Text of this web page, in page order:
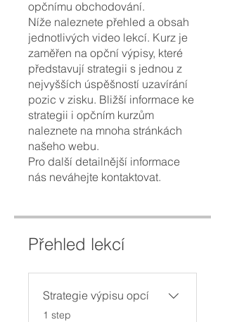
opčnímu obchodování.
Níže naleznete přehled a obsah
jednotlivých video lekcí. Kurz je
zaměřen na opční výpisy, které
představují strategii s jednou z
nejvyšších úspěšností uzavírání
pozic v zisku. Bližší informace ke
strategii i opčním kurzům
naleznete na mnoha stránkách
našeho webu.
Pro další detailnější informace
nás neváhejte kontaktovat.
Přehled lekcí
Strategie výpisu opcí
.1 step